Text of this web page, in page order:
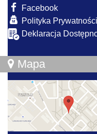
Facebook
Polityka Prywatności
Deklaracja
Mapa